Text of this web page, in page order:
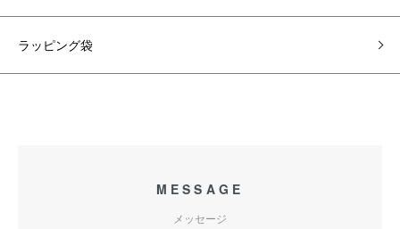
ラッピング袋
MESSAGE
メッセージ